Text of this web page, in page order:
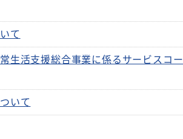
て
生活支援総合事業に係るサービスコー
いて